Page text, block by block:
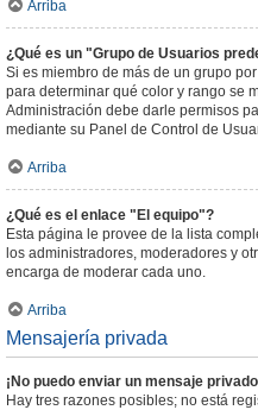
Arriba
¿Qué es un "Grupo de Usuarios
Si es miembro de más de un grupo
para determinar qué color y rango se
Administración debe darle permisos
mediante su Panel de Control de
Arriba
¿Qué es el enlace "El equipo"?
Esta página le provee de la lista
los administradores, moderadores y
encarga de moderar cada uno.
Arriba
Mensajería privada
¡No puedo enviar un mensaje
Hay tres razones posibles; no está